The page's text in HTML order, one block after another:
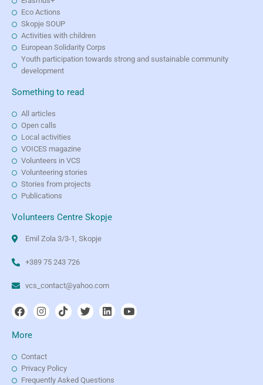
Eco Actions
Skopje SOUP
Activities with children
European Solidarity Corps
Youth participation towards strong and sustainable community
development
Something to read
All articles
Open calls
Local activities
VOICES magazine
Volunteers in VCS
Volunteering stories
Stories from projects
Publications
Volunteers Centre Skopje
Emil Zola 3/3-1, Skopje
+389 75 243 726
vcs_contact@yahoo.com
More
Contact
Privacy Policy
Frequently Asked Questions